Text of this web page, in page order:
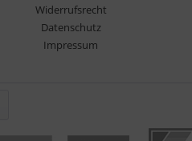
Widerrufsrecht
Datenschutz
Impressum